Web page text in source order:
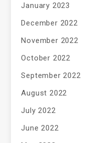
January 2023
December 2022
November 2022
October 2022
September 2022
August 2022
July 2022
June 2022